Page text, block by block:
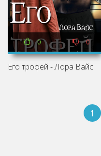
0 0
Его трофей - Лора Вайс
1